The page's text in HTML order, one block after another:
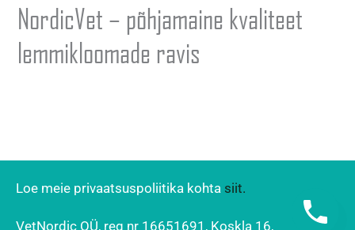
NordicVet – põhjamaine kvaliteet
lemmikloomade ravis
Loe meie privaatsuspoliitika kohta siit.
VetNordic OÜ, reg nr 16651691, Koskla 16,